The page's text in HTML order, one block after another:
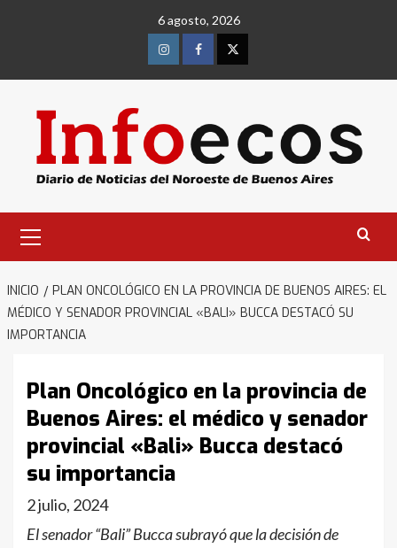
6 agosto, 2026
InstagramFacebookTwitter
primario
INICIO
PLAN ONCOLÓGICO EN LA PROVINCIA DE BUENOS AIRES: EL
MÉDICO Y SENADOR PROVINCIAL «BALI» BUCCA DESTACÓ SU
IMPORTANCIA
Plan Oncológico en la provincia de
Buenos Aires: el médico y senador
provincial «Bali» Bucca destacó
su importancia
2 julio, 2024
El senador “Bali” Bucca subrayó que la decisión de